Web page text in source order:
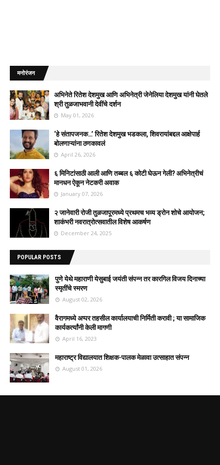
मनोरंजन
अभिनेते रितेश देशमुख आणि अभिनेत्री जेनेलिया देशमुख यांनी घेतले
श्री तुळजाभवानी देवींचे दर्शन
May 01, 2026
‘हे संतापजनक…’ रितेश देशमुख भडकला, शिवरायांबद्दल आक्षेपार्ह
बोलणाऱ्यांना ठणकावलं
April 26, 2026
६ मिनिटांसाठी आली आणि तब्बल ६ कोटी घेऊन गेली? अभिनेत्रीचं
मानधन ऐकून नेटकरी अवाक
January 07, 2026
२ जानेवारी रोजी तुळजापूरमध्ये प्रथमच भव्य ड्रोन शोचे आयोजन;
शाकंभरी नवरात्रोत्सवातील विशेष आकर्षण
December 24, 2025
POPULAR POSTS
पुणे येथे महाराणी येसुबाई जयंती संपन्न तर कारगिल विजय दिनाच्या
स्मृतींचे स्मरण
August 02, 2026
वैरागमध्ये अप्पर तहसील कार्यालयाची निर्मिती करावी ; या सामाजिक
कार्यकर्त्यांनी केली मागणी
April 16, 2023
महाराष्ट्र विद्यालयात शिक्षक-पालक मेळावा उत्साहात संपन्न
August 01, 2026